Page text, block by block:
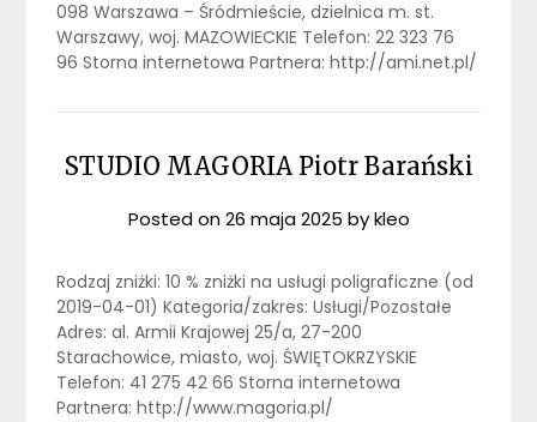
098 Warszawa – Śródmieście, dzielnica m. st.
Warszawy, woj. MAZOWIECKIE Telefon: 22 323 76
96 Storna internetowa Partnera: http://ami.net.pl/
STUDIO MAGORIA Piotr Barański
Posted on26 maja 2025 bykleo
Rodzaj zniżki: 10 % zniżki na usługi poligraficzne (od
2019-04-01) Kategoria/zakres: Usługi/Pozostałe
Adres: al. Armii Krajowej 25/a, 27-200
Starachowice, miasto, woj. ŚWIĘTOKRZYSKIE
Telefon: 41 275 42 66 Storna internetowa
Partnera: http://www.magoria.pl/